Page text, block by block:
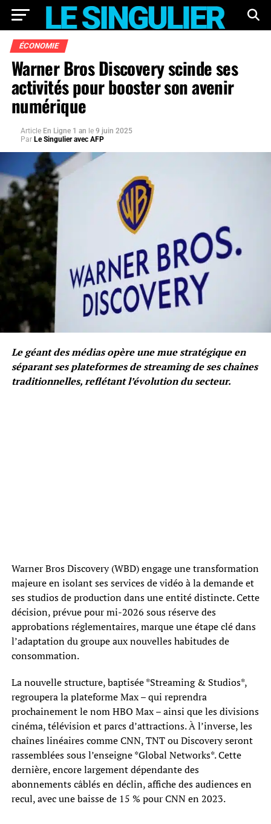
ÉCONOMIE
Warner Bros Discovery scinde ses
activités pour booster son avenir
numérique
Article En Ligne 1 an le 9 juin 2025
Par Le Singulier avec AFP
Le géant des médias opère une mue stratégique en
séparant ses plateformes de streaming de ses chaînes
traditionnelles, reflétant l’évolution du secteur.
Warner Bros Discovery (WBD) engage une transformation
majeure en isolant ses services de vidéo à la demande et
ses studios de production dans une entité distincte. Cette
décision, prévue pour mi-2026 sous réserve des
approbations réglementaires, marque une étape clé dans
l’adaptation du groupe aux nouvelles habitudes de
consommation.
La nouvelle structure, baptisée *Streaming & Studios*,
regroupera la plateforme Max – qui reprendra
prochainement le nom HBO Max – ainsi que les divisions
cinéma, télévision et parcs d’attractions. À l’inverse, les
chaînes linéaires comme CNN, TNT ou Discovery seront
rassemblées sous l’enseigne *Global Networks*. Cette
dernière, encore largement dépendante des
abonnements câblés en déclin, affiche des audiences en
recul, avec une baisse de 15 % pour CNN en 2023.